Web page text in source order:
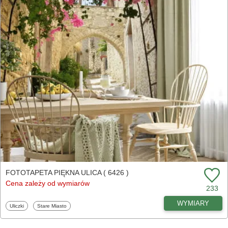
FOTOTAPETA PIĘKNA ULICA ( 6426 )
Cena zależy od wymiarów
233
Fototapety
Uliczki Fototapety
Stare Miasto WYMIARY